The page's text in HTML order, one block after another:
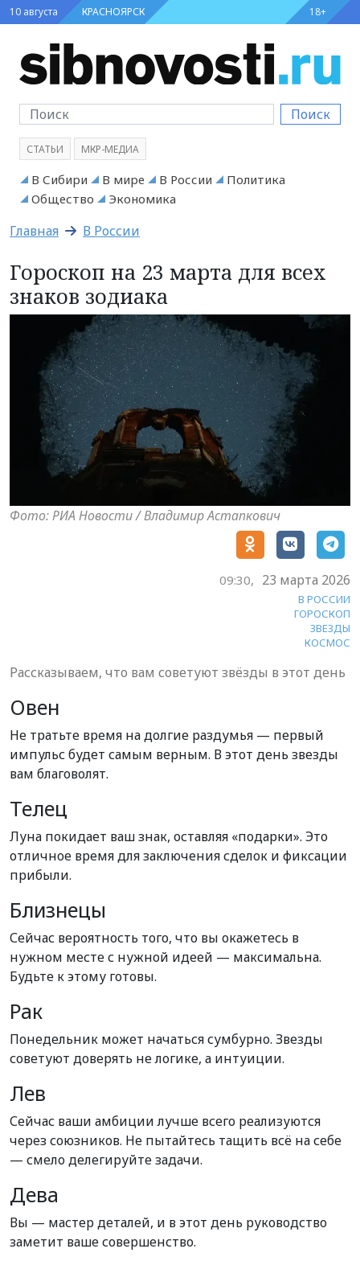
10 августа КРАСНОЯРСК 18+
Поиск
СТАТЬИ МКР-МЕДИА
В Сибири В мире В России
Политика
Общество
Экономика
Главная В России
Гороскоп на 23 марта для всех
знаков зодиака
Фото: РИА Новости / Владимир Астапкович
09:30, 23 марта 2026
В РОССИИ
ГОРОСКОП
ЗВЕЗДЫ
КОСМОС
Рассказываем, что вам советуют звёзды в этот день
Овен
Не тратьте время на долгие раздумья — первый
импульс будет самым верным. В этот день звезды
вам благоволят.
Телец
Луна покидает ваш знак, оставляя «подарки». Это
отличное время для заключения сделок и фиксации
прибыли.
Близнецы
Сейчас вероятность того, что вы окажетесь в
нужном месте с нужной идеей — максимальна.
Будьте к этому готовы.
Рак
Понедельник может начаться сумбурно. Звезды
советуют доверять не логике, а интуиции.
Лев
Сейчас ваши амбиции лучше всего реализуются
через союзников. Не пытайтесь тащить всё на себе
— смело делегируйте задачи.
Дева
Вы — мастер деталей, и в этот день руководство
заметит ваше совершенство.